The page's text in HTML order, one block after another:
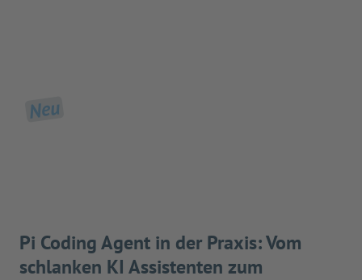
Neu
Pi Coding Agent in der Praxis: Vom
schlanken KI Assistenten zum